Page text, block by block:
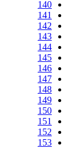
140
141
142
143
144
145
146
147
148
149
150
151
152
153